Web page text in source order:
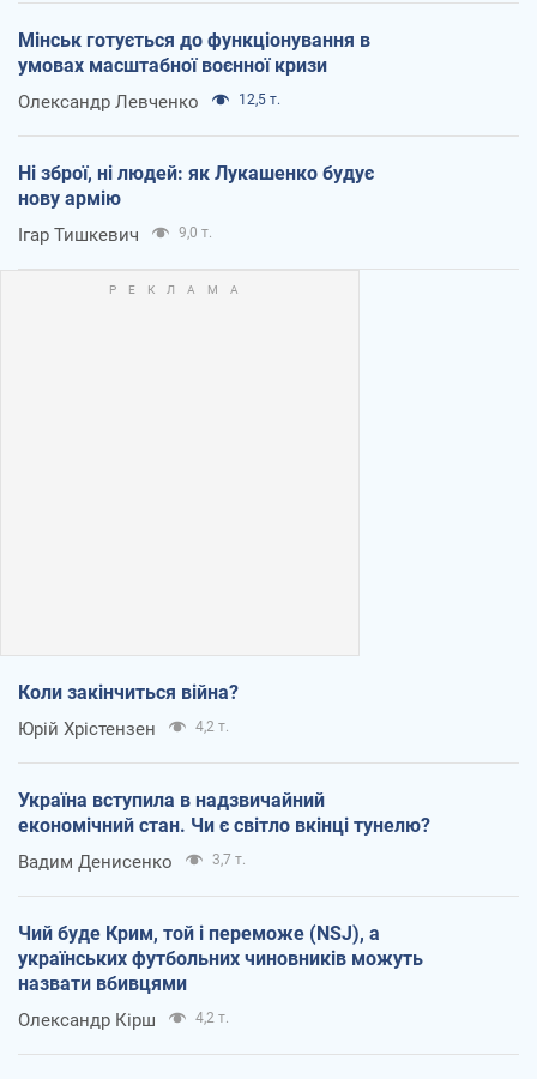
Мінськ готується до функціонування в
умовах масштабної воєнної кризи
Олександр Левченко 12,5 т.
Ні зброї, ні людей: як Лукашенко будує
нову армію
Ігар Тишкевич 9,0 т.
Коли закінчиться війна?
Юрій Хрістензен 4,2 т.
Україна вступила в надзвичайний
економічний стан. Чи є світло вкінці тунелю?
Вадим Денисенко 3,7 т.
Чий буде Крим, той і переможе (NSJ), а
українських футбольних чиновників можуть
назвати вбивцями
Олександр Кірш 4,2 т.